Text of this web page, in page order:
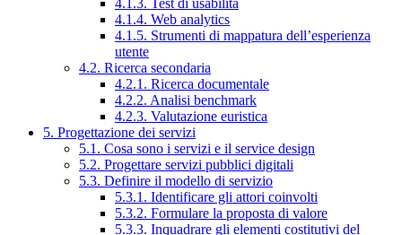
4.1.3. Test di usabilità
4.1.4. Web analytics
4.1.5. Strumenti di mappatura dell’esperienza
utente
4.2. Ricerca secondaria
4.2.1. Ricerca documentale
4.2.2. Analisi benchmark
4.2.3. Valutazione euristica
5. Progettazione dei servizi
5.1. Cosa sono i servizi e il service design
5.2. Progettare servizi pubblici digitali
5.3. Definire il modello di servizio
5.3.1. Identificare gli attori coinvolti
5.3.2. Formulare la proposta di valore
5.3.3. Inquadrare gli elementi costitutivi del